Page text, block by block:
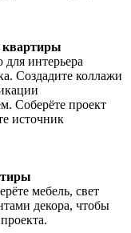
квартиры
интерьера
Создадите коллажи
Соберёте проект
источник
мебель, свет
декора, чтобы